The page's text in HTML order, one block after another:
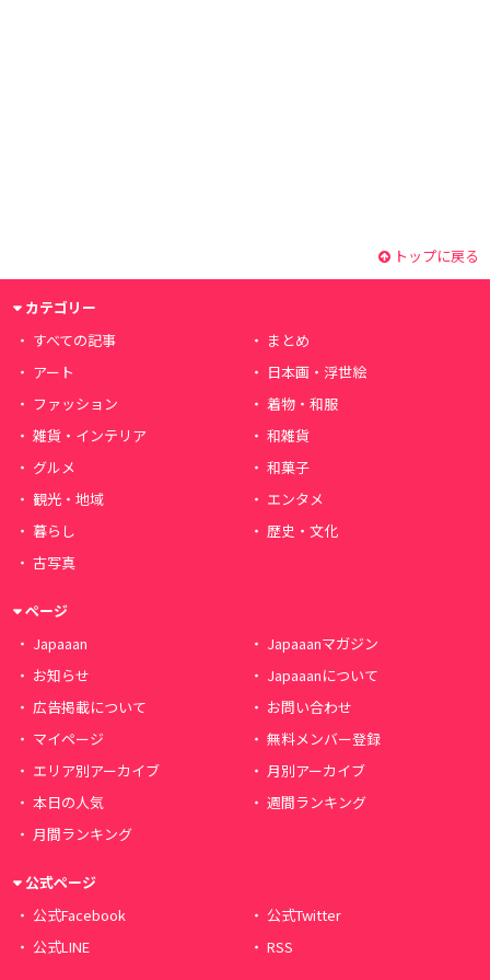
トップに戻る
カテゴリー
すべての記事
まとめ
アート
日本画・浮世絵
ファッション
着物・和服
雑貨・インテリア
和雑貨
グルメ
和菓子
観光・地域
エンタメ
暮らし
歴史・文化
古写真
ページ
Japaaan
Japaaanマガジン
お知らせ
Japaaanについて
広告掲載について
お問い合わせ
マイページ
無料メンバー登録
エリア別アーカイブ
月別アーカイブ
本日の人気
週間ランキング
月間ランキング
公式ページ
公式Facebook
公式Twitter
公式LINE
RSS